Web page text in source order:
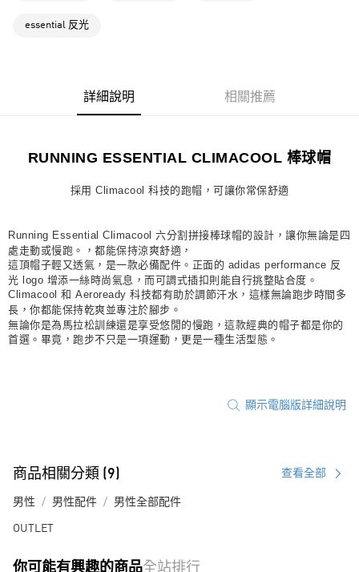
付款後7-11取貨
每筆NT$80，滿NT$1,500(含以上)免運費
essential 反光
詳細說明 相關推薦
RUNNING ESSENTIAL CLIMACOOL 棒球帽
採用 Climacool 科技的跑帽，可讓你常保舒適
Running Essential Climacool 六分割拼接棒球帽的設計，讓你無論是四
處走動或慢跑。，都能保持涼爽舒適，
這頂帽子輕又透氣，是一款必備配件。正面的 adidas performance 反
光 logo 增添一絲時尚氣息，而可調式插扣則能自行挑整貼合度。
Climacool 和 Aeroready 科技都有助於調節汗水，這樣無論跑步時間多
長，你都能保持乾爽並專注於腳步。
無論你是為馬拉松訓練還是享受悠閒的慢跑，這款經典的帽子都是你的
首選。畢竟，跑步不只是一項運動，更是一種生活型態。
顯示電腦版詳細說明
商品相關分類 (9) 查看全部
男性 男性配件 男性全部配件
OUTLET
你可能有興趣的商品全站排行